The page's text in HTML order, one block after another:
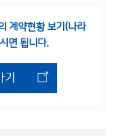
계약현황 보기(나라
면 됩니다.